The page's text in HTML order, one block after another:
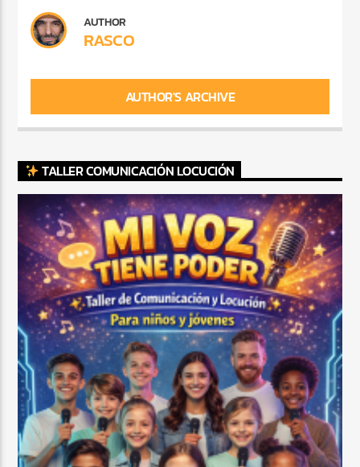
AUTHOR
RASCO
AUTHOR'S ARCHIVE
TALLER COMUNICACIÓN LOCUCIÓN